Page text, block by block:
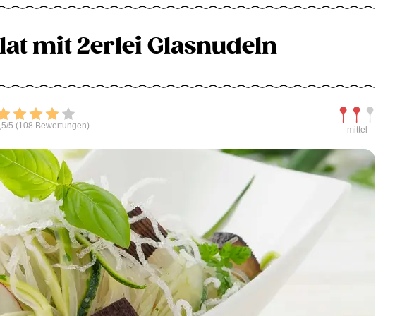
mit 2erlei Glasnudeln
Bewerten
5 (108 Bewertungen)
Schwierigkeit
mittel